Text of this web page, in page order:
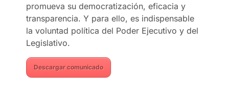
promueva su democratización, eficacia y
transparencia. Y para ello, es indispensable
la voluntad política del Poder Ejecutivo y del
Legislativo.
Descargar comunicado